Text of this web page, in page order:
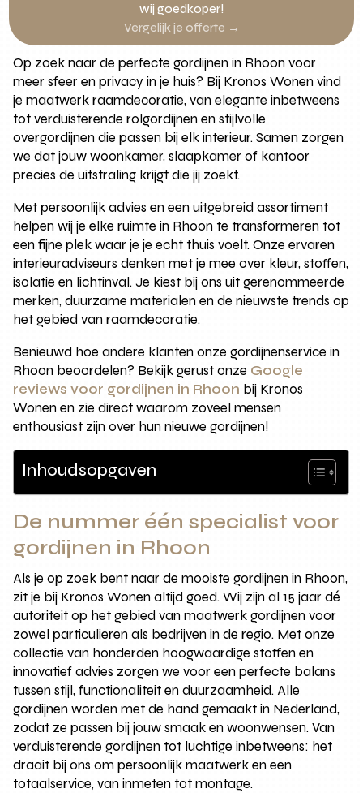
wij goedkoper!
Vergelijk je offerte →
Op zoek naar de perfecte gordijnen in Rhoon voor
meer sfeer en privacy in je huis? Bij Kronos Wonen vind
je maatwerk raamdecoratie, van elegante inbetweens
tot verduisterende rolgordijnen en stijlvolle
overgordijnen die passen bij elk interieur. Samen zorgen
we dat jouw woonkamer, slaapkamer of kantoor
precies de uitstraling krijgt die jij zoekt.
Met persoonlijk advies en een uitgebreid assortiment
helpen wij je elke ruimte in Rhoon te transformeren tot
een fijne plek waar je je echt thuis voelt. Onze ervaren
interieuradviseurs denken met je mee over kleur, stoffen,
isolatie en lichtinval. Je kiest bij ons uit gerenommeerde
merken, duurzame materialen en de nieuwste trends op
het gebied van raamdecoratie.
Benieuwd hoe andere klanten onze gordijnenservice in
Rhoon beoordelen? Bekijk gerust onze Google
reviews voor gordijnen in Rhoon bij Kronos
Wonen en zie direct waarom zoveel mensen
enthousiast zijn over hun nieuwe gordijnen!
Inhoudsopgaven
De nummer één specialist voor
gordijnen in Rhoon
Als je op zoek bent naar de mooiste gordijnen in Rhoon,
zit je bij Kronos Wonen altijd goed. Wij zijn al 15 jaar dé
autoriteit op het gebied van maatwerk gordijnen voor
zowel particulieren als bedrijven in de regio. Met onze
collectie van honderden hoogwaardige stoffen en
innovatief advies zorgen we voor een perfecte balans
tussen stijl, functionaliteit en duurzaamheid. Alle
gordijnen worden met de hand gemaakt in Nederland,
zodat ze passen bij jouw smaak en woonwensen. Van
verduisterende gordijnen tot luchtige inbetweens: het
draait bij ons om persoonlijk maatwerk en een
totaalservice, van inmeten tot montage.